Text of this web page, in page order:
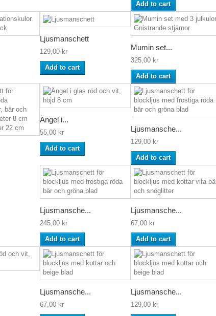
Add to cart
Ljusmanschett
129,00 kr
Add to cart
Mumin set...
325,00 kr
Add to cart
Ängel i...
55,00 kr
Add to cart
Ljusmansche...
129,00 kr
Add to cart
Ljusmansche...
245,00 kr
Add to cart
Ljusmansche...
67,00 kr
Add to cart
Ljusmansche...
67,00 kr
Ljusmansche...
129,00 kr